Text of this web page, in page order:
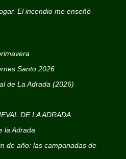
El incendio me enseñó
Santo 2026
de La Adrada (2026)
DE LA ADRADA
la Adrada
de año: las campanadas de